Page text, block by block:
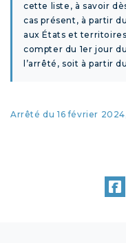
cette liste, à savoir
cas présent, à partir
aux États et
compter du 1er jour
l’arrêté, soit à partir du
Arrêté du 16 février